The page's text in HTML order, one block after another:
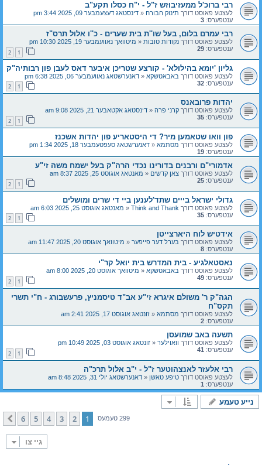
רבי ברוכ'ל ממעזיבוזש ז"ל - י"ח כסלו תקע"ב
לעצטע פאוסט דורך תינוק הבורח « דינסטאג דעצעמבער 09, 2025 3:44 pm
ענטפערס: 3
רבי עמרם בלום, בעל שו''ת בית שערים - כ''ו אלול תרס"ז
לעצטע פאוסט דורך נקודות טובות « מיטוואך נאוועמבער 19, 2025 10:30 pm
ענטפערס: 29
1
2
גליון 'יומא בהילולא' - קורצע שטריכן איבער דאס לעבן פון רבותיה"ק
לעצטע פאוסט דורך באבאטשקא « דאנערשטאג נאוועמבער 06, 2025 6:38 pm
ענטפערס: 32
1
2
יהדות פרובאנס
לעצטע פאוסט דורך קרני פרה « דינסטאג אקטאבער 21, 2025 9:08 am
ענטפערס: 35
1
2
פון וואו שטאמען מיר? די היסטאריע פון יהדות אשכנז
לעצטע פאוסט דורך מסתמא « דאנערשטאג סעפטעמבער 18, 2025 1:34 pm
ענטפערס: 19
אדמורי"ם ורבנים בדורינו נכדי הרה"ק בעל ישמח משה זי"ע
לעצטע פאוסט דורך צאן קדשים « מאנטאג אוגוסט 25, 2025 8:37 am
ענטפערס: 25
1
2
גדולי ישראל בייים שתד'לענען ביי די שרים ומושלים
לעצטע פאוסט דורך Think and Thank
« מאנטאג אוגוסט 25, 2025 6:03 am
ענטפערס: 35
1
2
אידטיש לוח היארצייטן
לעצטע פאוסט דורך בערל דער פייפער « מיטוואך אוגוסט 20, 2025 11:47 am
ענטפערס: 8
נאסטאלגיע - בית המדרש בית יואל קר"י
לעצטע פאוסט דורך באבאטשקא « מיטוואך אוגוסט 20, 2025 8:00 am
ענטפערס: 49
1
2
הגה"ק ר' משולם איגרא זי"ע אב"ד טיסמניץ, פרעשבורג - ח"י תשרי
תקס"ח
לעצטע פאוסט דורך מסתמא « זונטאג אוגוסט 17, 2025 2:41 am
ענטפערס: 2
תשעה באב שמועסן
לעצטע פאוסט דורך וואוילער « זונטאג אוגוסט 03, 2025 10:49 pm
ענטפערס: 41
1
2
רבי אלעזר לאנצהוטער ז"ל - י"ב אלול תרכ"ה
לעצטע פאוסט דורך טיפע טאשן « דאנערשטאג יולי 31, 2025 8:48 am
ענטפערס: 1
נייע טעמע
299 טעמעס 1
2
3
4
5
6
קומענדיגע
גיי צו